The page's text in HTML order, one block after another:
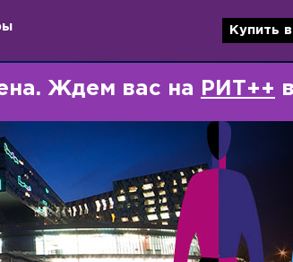
Купить
Ждем вас на РИТ++